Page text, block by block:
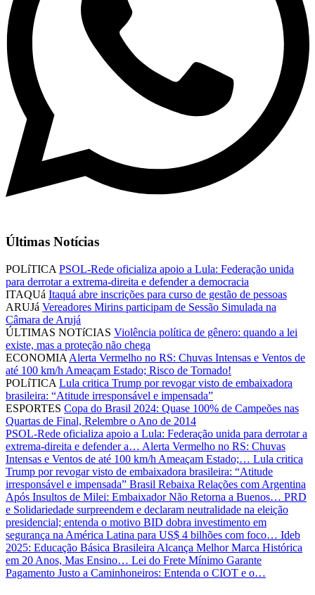
Últimas Notícias
POLíTICA PSOL-Rede oficializa apoio a Lula: Federação unida
para derrotar a extrema-direita e defender a democracia
ITAQUá Itaquá abre inscrições para curso de gestão de pessoas
ARUJá Vereadores Mirins participam de Sessão Simulada na
Câmara de Arujá
ÚLTIMAS NOTíCIAS Violência política de gênero: quando a lei
existe, mas a proteção não chega
ECONOMIA Alerta Vermelho no RS: Chuvas Intensas e Ventos de
até 100 km/h Ameaçam Estado; Risco de Tornado!
POLíTICA Lula critica Trump por revogar visto de embaixadora
brasileira: “Atitude irresponsável e impensada”
ESPORTES Copa do Brasil 2024: Quase 100% de Campeões nas
Quartas de Final, Relembre o Ano de 2014
PSOL-Rede oficializa apoio a Lula: Federação unida para derrotar a
extrema-direita e defender a… Alerta Vermelho no RS: Chuvas
Intensas e Ventos de até 100 km/h Ameaçam Estado;… Lula critica
Trump por revogar visto de embaixadora brasileira: “Atitude
irresponsável e impensada” Brasil Rebaixa Relações com Argentina
Após Insultos de Milei: Embaixador Não Retorna a Buenos… PRD
e Solidariedade surpreendem e declaram neutralidade na eleição
presidencial; entenda o motivo BID dobra investimento em
segurança na América Latina para US$ 4 bilhões com foco… Ideb
2025: Educação Básica Brasileira Alcança Melhor Marca Histórica
em 20 Anos, Mas Ensino… Lei do Frete Mínimo Garante
Pagamento Justo a Caminhoneiros: Entenda o CIOT e o…